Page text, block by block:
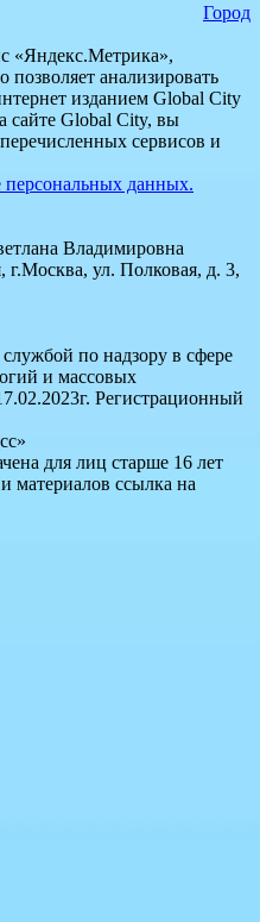
Город
«Яндекс.Метрика»,
анализировать
изданием Global City
сайте Global City, вы
сервисов и
персональных данных.
Владимировна
г.Москва, ул. Полковая, д. 3,
по надзору в сфере
и массовых
Регистрационный
для лиц старше 16 лет
материалов ссылка на